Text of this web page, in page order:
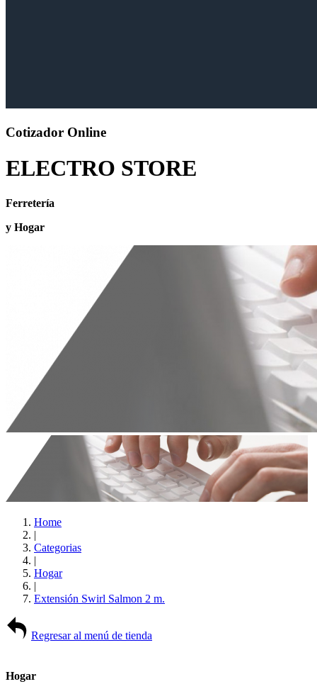
Cotizador Online
ELECTRO STORE
Ferretería
y Hogar
Home
|
Categorias
|
Hogar
|
Extensión Swirl Salmon 2 m.
Regresar al menú de tienda
Hogar